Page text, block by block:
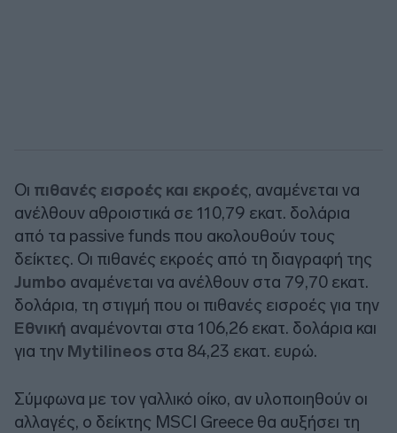
Οι πιθανές εισροές και εκροές, αναμένεται να
ανέλθουν αθροιστικά σε 110,79 εκατ. δολάρια
από τα passive funds που ακολουθούν τους
δείκτες. Οι πιθανές εκροές από τη διαγραφή της
Jumbo αναμένεται να ανέλθουν στα 79,70 εκατ.
δολάρια, τη στιγμή που οι πιθανές εισροές για την
Εθνική αναμένονται στα 106,26 εκατ. δολάρια και
για την Mytilineos στα 84,23 εκατ. ευρώ.
Σύμφωνα με τον γαλλικό οίκο, αν υλοποιηθούν οι
αλλαγές, ο δείκτης MSCI Greece θα αυξήσει τη